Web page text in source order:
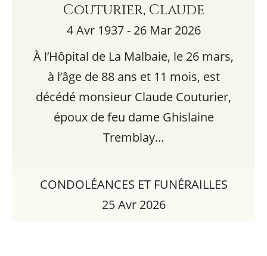
Couturier, Claude
4 Avr 1937 - 26 Mar 2026
À l’Hôpital de La Malbaie, le 26 mars,
à l’âge de 88 ans et 11 mois, est
décédé monsieur Claude Couturier,
époux de feu dame Ghislaine
Tremblay…
CONDOLÉANCES ET FUNÉRAILLES
25 Avr 2026